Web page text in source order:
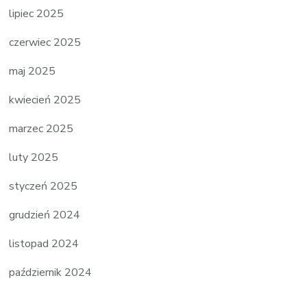
lipiec 2025
czerwiec 2025
maj 2025
kwiecień 2025
marzec 2025
luty 2025
styczeń 2025
grudzień 2024
listopad 2024
październik 2024